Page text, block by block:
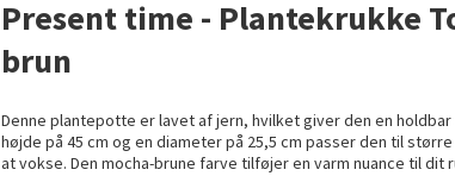
Present time - Plantekrukke
brun
Denne plantepotte er lavet af jern, hvilket giver den en
højde på 45 cm og en diameter på 25,5 cm passer den til
at vokse. Den mocha-brune farve tilføjer en varm nuance til dit